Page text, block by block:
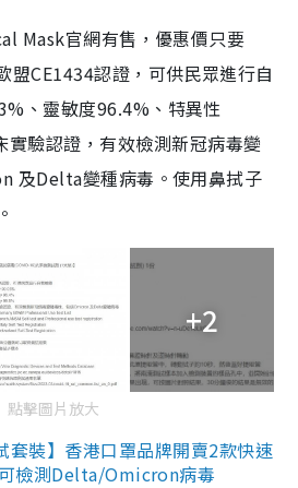
Mask官網有售，優惠價只要
盟CE1434認證，可供民眾進行自
、靈敏度96.4%、特異性
驗認證，有效檢測新冠病毒變
及Delta變種病毒。使用鼻拭子
+2
點擊圖片放大
套裝】香港口罩品牌開賣2款快速
檢測Delta/Omicron病毒